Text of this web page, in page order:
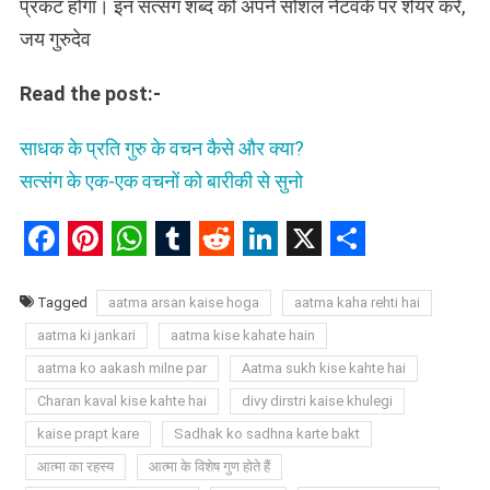
प्रकट होगा। इन सत्संग शब्द को अपने सोशल नेटवर्क पर शेयर करें,
जय गुरुदेव
Read the post:-
साधक के प्रति गुरु के वचन कैसे और क्या?
सत्संग के एक-एक वचनों को बारीकी से सुनो
Tagged aatma arsan kaise hoga
aatma kaha rehti hai
aatma ki jankari
aatma kise kahate hain
aatma ko aakash milne par
Aatma sukh kise kahte hai
Charan kaval kise kahte hai
divy dirstri kaise khulegi
kaise prapt kare
Sadhak ko sadhna karte bakt
आत्मा का रहस्य
आत्मा के विशेष गुण होते हैं